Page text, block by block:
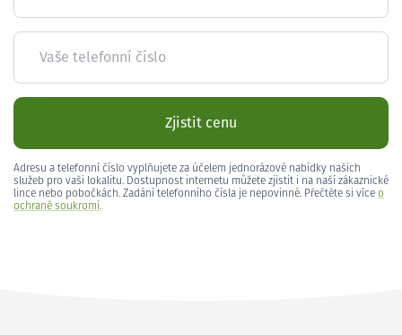
Vaše telefonní číslo
Zjistit cenu
Adresu a telefonní číslo vyplňujete za účelem jednorázové nabídky našich
služeb pro vaši lokalitu. Dostupnost internetu můžete zjistit i na naší zákaznické
lince nebo pobočkách. Zadání telefonního čísla je nepovinné. Přečtěte si více o
ochraně soukromí.